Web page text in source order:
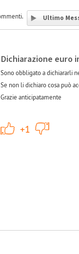
Ultimo
Dichiarazione euro
Sono obbligato a dichiararli
Se non li dichiaro cosa può
Grazie anticipatamente
+1
+1